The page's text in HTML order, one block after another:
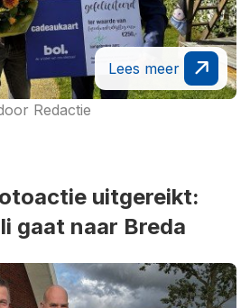
Lees meer
Redactie
uitgereikt:
gaat naar Breda